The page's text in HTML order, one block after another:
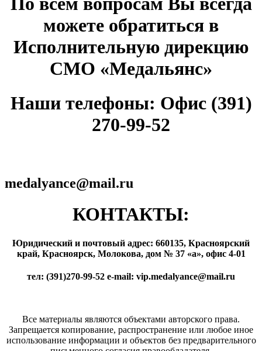
можете обратиться в
Исполнительную дирекцию
СМО «Медальянс»
Наши телефоны: Офис (391)
270-99-52
medalyance@mail.ru
КОНТАКТЫ:
Юридический и почтовый адрес: 660135, Красноярский
край, Красноярск, Молокова, дом № 37 «а», офис 4-01
тел: (391)270-99-52 e-mail: vip.medalyance@mail.ru
Все материалы являются объектами авторского права.
Запрещается копирование, распространение или любое иное
использование информации и объектов без предварительного